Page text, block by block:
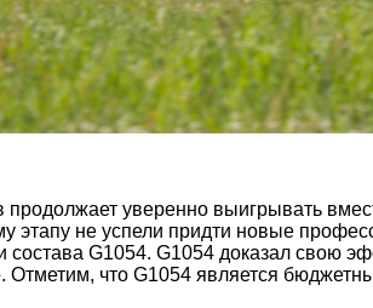
уверенно выигрывать
этапу не успели придти новые
состава G1054. G1054 доказал свою
Отметим, что G1054 является